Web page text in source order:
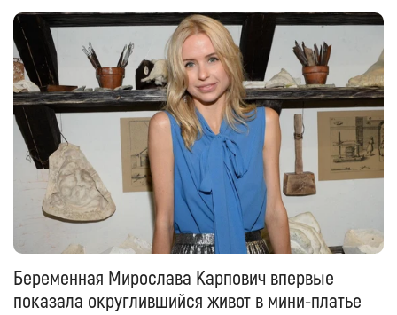
Беременная Мирослава Карпович впервые
показала округлившийся живот в мини-платье